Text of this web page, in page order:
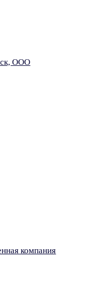
ООО
компания